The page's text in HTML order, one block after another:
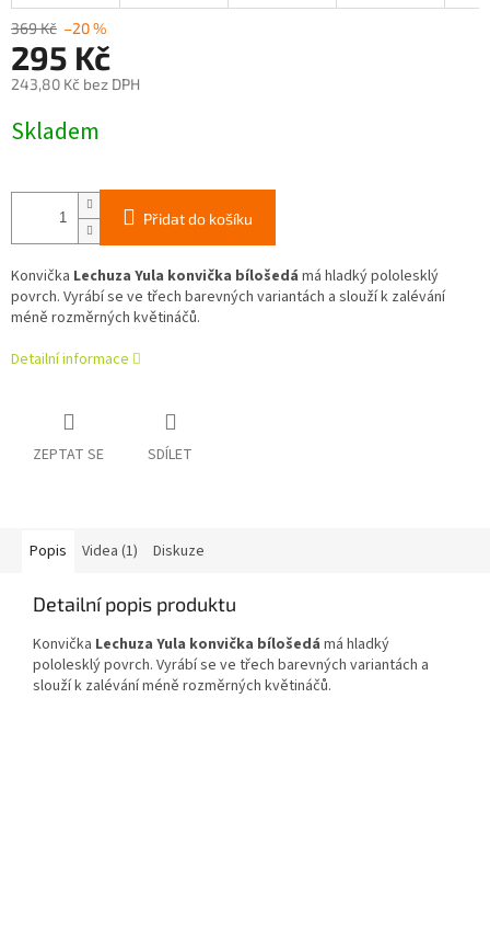
369 Kč –20 %
295 Kč
243,80 Kč bez DPH
cena:
Skladem
Přidat do košíku
Konvička Lechuza Yula konvička bílošedá má hladký pololesklý
povrch. Vyrábí se ve třech barevných variantách a slouží k zalévání
méně rozměrných květináčů.
Detailní informace
ZEPTAT SE SDÍLET
Popis Videa (1) Diskuze
Detailní popis produktu
Konvička Lechuza Yula konvička bílošedá má hladký
pololesklý povrch. Vyrábí se ve třech barevných variantách a
slouží k zalévání méně rozměrných květináčů.